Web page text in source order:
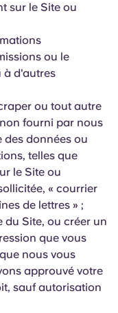
sur le Site ou
ou le
à d'autres
ou tout autre
fourni par nous
des données ou
telles que
le Site ou
« courrier
de lettres » ;
Site, ou créer un
que vous
nous vous
approuvé votre
sauf autorisation